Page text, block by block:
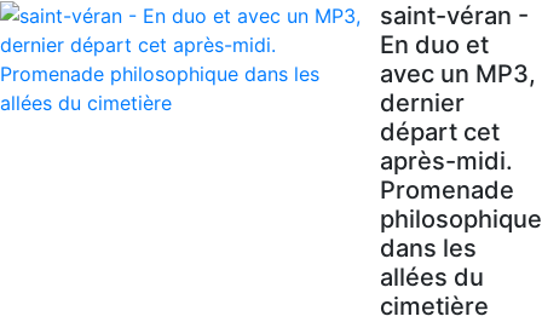
saint-véran -
En duo et
avec un MP3,
dernier
départ cet
après-midi.
Promenade
philosophique
dans les
allées du
cimetière